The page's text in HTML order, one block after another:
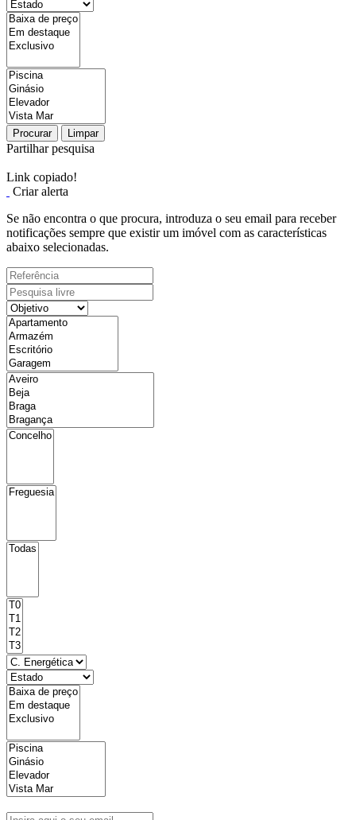
Procurar Limpar
Partilhar pesquisa
Link copiado!
Criar alerta
Se não encontra o que procura, introduza o seu email para receber
notificações sempre que existir um imóvel com as características
abaixo selecionadas.